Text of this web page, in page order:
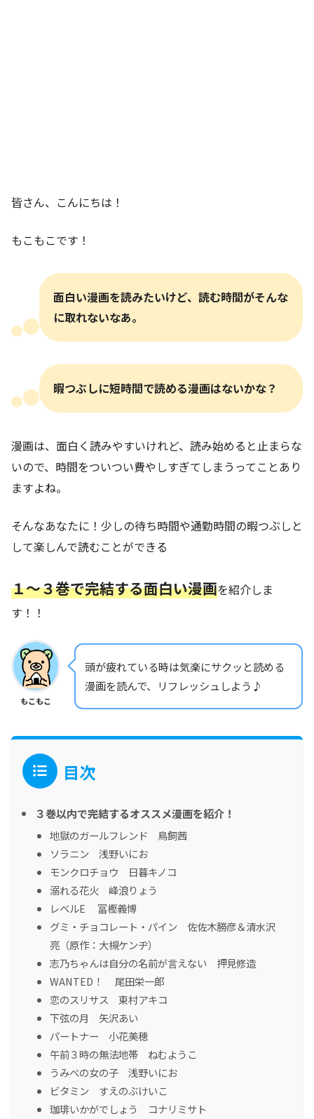
皆さん、こんにちは！
もこもこです！
面白い漫画を読みたいけど、読む時間がそんな
に取れないなあ。
暇つぶしに短時間で読める漫画はないかな？
漫画は、面白く読みやすいけれど、読み始めると止まらな
いので、時間をついつい費やしすぎてしまうってことあり
ますよね。
そんなあなたに！少しの待ち時間や通勤時間の暇つぶしと
して楽しんで読むことができる
１〜３巻で完結する面白い漫画を紹介しま
す！！
もこもこ
頭が疲れている時は気楽にサクッと読める
漫画を読んで、リフレッシュしよう♪
目次
３巻以内で完結するオススメ漫画を紹介！
地獄のガールフレンド 鳥飼茜
ソラニン 浅野いにお
モンクロチョウ 日暮キノコ
溺れる花火 峰浪りょう
レベルE 冨樫義博
グミ・チョコレート・パイン 佐佐木勝彦＆清水沢
亮（原作：大槻ケンヂ）
志乃ちゃんは自分の名前が言えない 押見修造
WANTED！ 尾田栄一郎
恋のスリサス 東村アキコ
下弦の月 矢沢あい
パートナー 小花美穂
午前３時の無法地帯 ねむようこ
うみべの女の子 浅野いにお
ビタミン すえのぶけいこ
珈琲いかがでしょう コナリミサト